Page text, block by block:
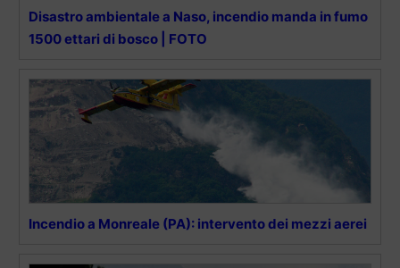
Disastro ambientale a Naso, incendio manda in fumo
1500 ettari di bosco | FOTO
Incendio a Monreale (PA): intervento dei mezzi aerei